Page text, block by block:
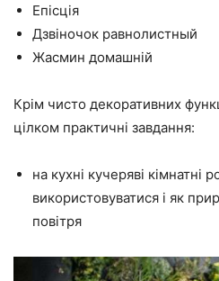
Епісція
Дзвіночок равнолистный
Жасмин домашній
Крім чисто декоративних
цілком практичні завдання:
на кухні кучеряві кімнатні
використовуватися і як
повітря